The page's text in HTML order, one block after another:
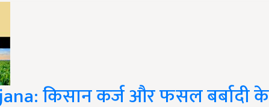
किसान कर्ज और फसल बर्बादी के